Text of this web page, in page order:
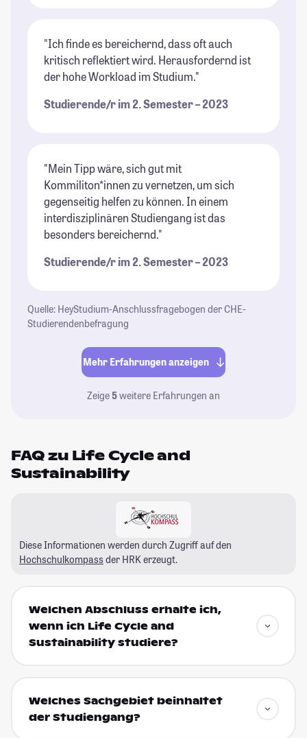
"Ich finde es bereichernd, dass oft auch
kritisch reflektiert wird. Herausfordernd ist
der hohe Workload im Studium."
Studierende/r im 2. Semester – 2023
"Mein Tipp wäre, sich gut mit
Kommiliton*innen zu vernetzen, um sich
gegenseitig helfen zu können. In einem
interdisziplinären Studiengang ist das
besonders bereichernd."
Studierende/r im 2. Semester – 2023
Quelle: HeyStudium-Anschlussfragebogen der CHE-
Studierendenbefragung
Mehr Erfahrungen anzeigen
Zeige5weitere Erfahrungen an
FAQ zu Life Cycle and
Sustainability
Diese Informationen werden durch Zugriff auf den
Hochschulkompass der HRK erzeugt.
Welchen Abschluss erhalte ich,
wenn ich Life Cycle and
Sustainability studiere?
Welches Sachgebiet beinhaltet
der Studiengang?